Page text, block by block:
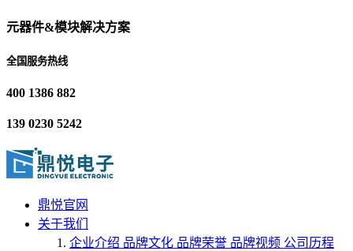
元器件&模块解决方案
全国服务热线
400 1386 882
139 0230 5242
鼎悦官网
关于我们
企业介绍 品牌文化 品牌荣誉 品牌视频 公司历程